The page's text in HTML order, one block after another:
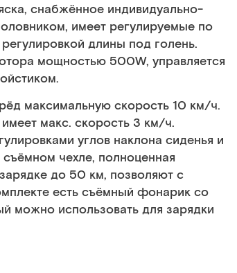
снабжённое индивидуально-
имеет регулируемые по
длины под голень.
мощностью 500W, управляется
максимальную скорость 10 км/ч.
макс. скорость 3 км/ч.
углов наклона сиденья и
чехле, полноценная
до 50 км, позволяют с
есть съёмный фонарик со
можно использовать для зарядки